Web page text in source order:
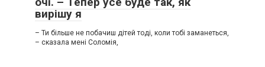
вирішу я
– Ти більше не побачиш дітей тоді, коли тобі заманеться,
– сказала мені Соломія,